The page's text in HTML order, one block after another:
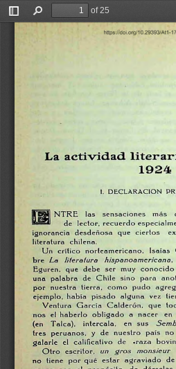
Toggle
Find
of 25
La actividad
1924
I. DECLARACION
sensaciones más
de
lector, recuerdo
ignorancia
desdeñosa que ciertos
literatura
chilena.
NTRE las
Un crítico norteamericano. Isaías
bre
La literatura hispanoamericana,
figuren,
que debe ser muy conocido
una
palabra de Chile sino para
por
nuestra tierra, como pudo
ejemplo, había pisado alguna vez
Ventura
García Calderón, que
el haberlo obligado a nacer en
(en
Talca), intercala, en sus
tres
peruanos, y de nuestro país no
galarle
el calificativo de «raza
Otro
escritor, un gros monsieur
no
tiene por qué estar agraviado de
nos